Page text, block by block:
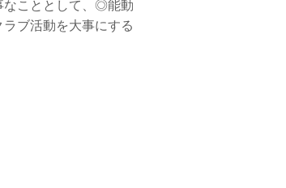
なこととして、◎能動
ブ活動を大事にする